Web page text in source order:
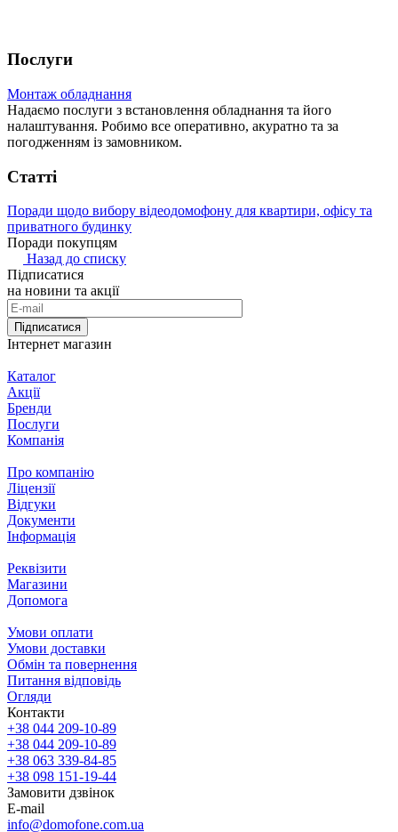
Послуги
Монтаж обладнання
Надаємо послуги з встановлення обладнання та його
налаштування. Робимо все оперативно, акуратно та за
погодженням із замовником.
Статті
Поради щодо вибору відеодомофону для квартири, офісу та
приватного будинку
Поради покупцям
Назад до списку
Підписатися
на новини та акції
Підписатися
Інтернет магазин
Каталог
Акції
Бренди
Послуги
Компанія
Про компанію
Ліцензії
Відгуки
Документи
Інформація
Реквізити
Магазини
Допомога
Умови оплати
Умови доставки
Обмін та повернення
Питання відповідь
Огляди
Контакти
+38 044 209-10-89
+38 044 209-10-89
+38 063 339-84-85
+38 098 151-19-44
Замовити дзвінок
E-mail
info@domofone.com.ua